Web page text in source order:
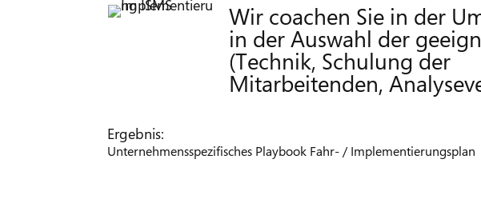
Wir coachen Sie in der
in der Auswahl der
(Technik, Schulung der
Mitarbeitenden,
Ergebnis:
Unternehmensspezifisches Playbook Fahr- / Implementierungsplan